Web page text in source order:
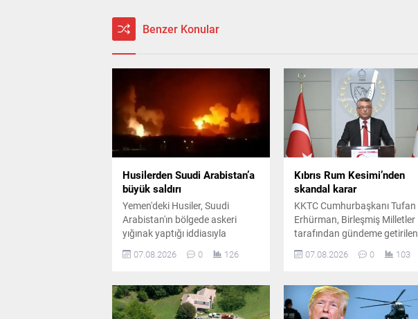
Benzer Konular
Husilerden Suudi Arabistan’a
büyük saldırı
Yemen'deki Husiler, Suudi
Arabistan'ın bölgede askeri
yığınak yaptığı iddiasıyla
balistik füze ve İHA'larla saldırı
tırmandığı bölgede yüzden fazla
ölü olduğu iddia edildi.
07.08.2026 0 126
Kıbrıs Rum Kesimi’nden
skandal karar
KKTC Cumhurbaşkanı Tufan
Erhürman, Birleşmiş Milletler
tarafından gündeme getirilen
tarafından geri çevrildiğini
artırıcı tedbirler tartışılmaya
devam ediyor.
07.08.2026 0 103